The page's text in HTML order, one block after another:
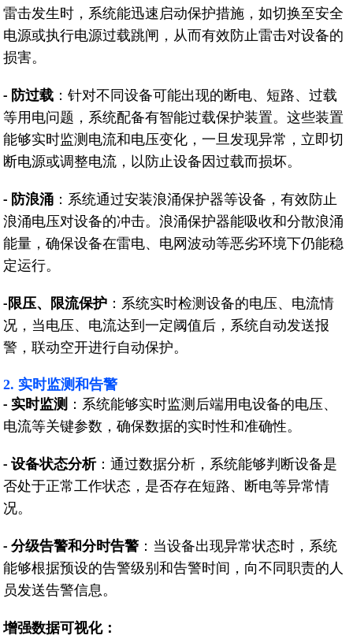
雷击发生时，系统能迅速启动保护措施，如切换至安全
电源或执行电源过载跳闸，从而有效防止雷击对设备的
损害。
- 防过载 ：针对不同设备可能出现的断电、短路、过载
等用电问题，系统配备有智能过载保护装置。这些装置
能够实时监测电流和电压变化，一旦发现异常，立即切
断电源或调整电流，以防止设备因过载而损坏。
- 防浪涌 ：系统通过安装浪涌保护器等设备，有效防止
浪涌电压对设备的冲击。浪涌保护器能吸收和分散浪涌
能量，确保设备在雷电、电网波动等恶劣环境下仍能稳
定运行。
- 限压、限流保护 ：系统实时检测设备的电压、电流情
况，当电压、电流达到一定阈值后，系统自动发送报
警，联动空开进行自动保护。
2. 实时监测和告警
-实时监测 ：系统能够实时监测后端用电设备的电压、
电流等关键参数，确保数据的实时性和准确性。
-设备状态分析：通过数据分析，系统能够判断设备是
否处于正常工作状态，是否存在短路、断电等异常情
况。
-分级告警和分时告警 ：当设备出现异常状态时，系统
能够根据预设的告警级别和告警时间，向不同职责的人
员发送告警信息。
增强数据可视化：